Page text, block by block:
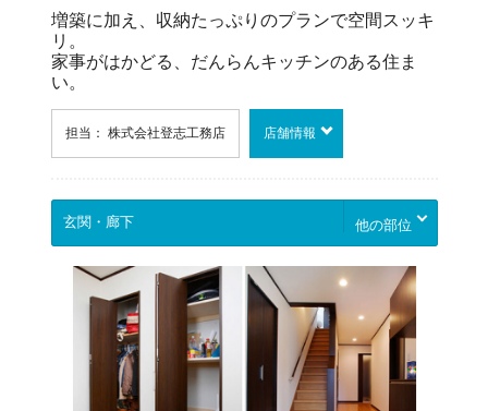
増築に加え、収納たっぷりのプランで空間スッキ
リ。
家事がはかどる、だんらんキッチンのある住ま
い。
担当： 株式会社登志工務店 店舗情報
他の部位